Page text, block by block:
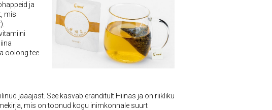
ja
mis
oolong tee
jääajast. See kasvab eranditult Hiinas ja on riikliku
mis on toonud kogu inimkonnale suurt